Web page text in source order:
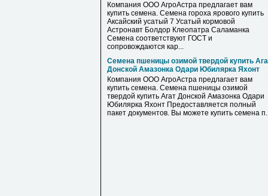
Компания ООО АгроАстра предлагает вам
купить семена. Семена гороха ярового купить
Аксайский усатый 7 Усатый кормовой
Астронавт Болдор Клеопатра Саламанка
Семена соответствуют ГОСТ и
сопровождаются кар...
Семена пшеницы озимой твердой купить
Донской Амазонка Одари Юбилярка Яхонт
Компания ООО АгроАстра предлагает вам
купить семена. Семена пшеницы озимой
твердой купить Агат Донской Амазонка Одари
Юбилярка Яхонт Предоставляется полный
пакет документов. Вы можете купить семена